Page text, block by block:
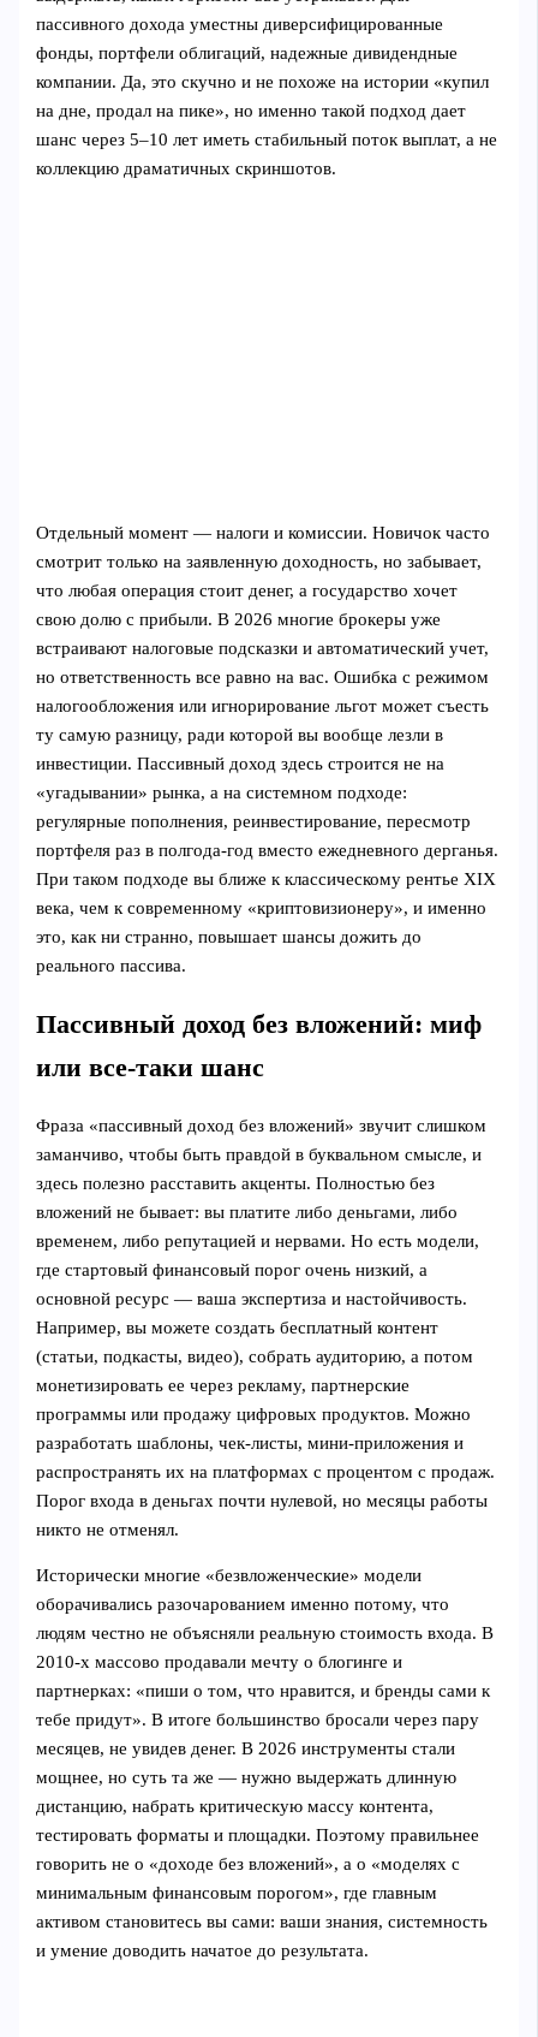
пассивного дохода уместны диверсифицированные
фонды, портфели облигаций, надежные дивидендные
компании. Да, это скучно и не похоже на истории «купил
на дне, продал на пике», но именно такой подход дает
шанс через 5–10 лет иметь стабильный поток выплат, а не
коллекцию драматичных скриншотов.
Отдельный момент — налоги и комиссии. Новичок часто
смотрит только на заявленную доходность, но забывает,
что любая операция стоит денег, а государство хочет
свою долю с прибыли. В 2026 многие брокеры уже
встраивают налоговые подсказки и автоматический учет,
но ответственность все равно на вас. Ошибка с режимом
налогообложения или игнорирование льгот может съесть
ту самую разницу, ради которой вы вообще лезли в
инвестиции. Пассивный доход здесь строится не на
«угадывании» рынка, а на системном подходе:
регулярные пополнения, реинвестирование, пересмотр
портфеля раз в полгода-год вместо ежедневного дерганья.
При таком подходе вы ближе к классическому рентье XIX
века, чем к современному «криптовизионеру», и именно
это, как ни странно, повышает шансы дожить до
реального пассива.
Пассивный доход без вложений: миф
или все-таки шанс
Фраза «пассивный доход без вложений» звучит слишком
заманчиво, чтобы быть правдой в буквальном смысле, и
здесь полезно расставить акценты. Полностью без
вложений не бывает: вы платите либо деньгами, либо
временем, либо репутацией и нервами. Но есть модели,
где стартовый финансовый порог очень низкий, а
основной ресурс — ваша экспертиза и настойчивость.
Например, вы можете создать бесплатный контент
(статьи, подкасты, видео), собрать аудиторию, а потом
монетизировать ее через рекламу, партнерские
программы или продажу цифровых продуктов. Можно
разработать шаблоны, чек-листы, мини-приложения и
распространять их на платформах с процентом с продаж.
Порог входа в деньгах почти нулевой, но месяцы работы
никто не отменял.
Исторически многие «безвложенческие» модели
оборачивались разочарованием именно потому, что
людям честно не объясняли реальную стоимость входа. В
2010‑х массово продавали мечту о блогинге и
партнерках: «пиши о том, что нравится, и бренды сами к
тебе придут». В итоге большинство бросали через пару
месяцев, не увидев денег. В 2026 инструменты стали
мощнее, но суть та же — нужно выдержать длинную
дистанцию, набрать критическую массу контента,
тестировать форматы и площадки. Поэтому правильнее
говорить не о «доходе без вложений», а о «моделях с
минимальным финансовым порогом», где главным
активом становитесь вы сами: ваши знания, системность
и умение доводить начатое до результата.